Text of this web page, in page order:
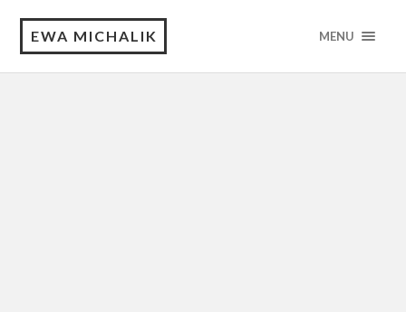
EWA MICHALIK MENU